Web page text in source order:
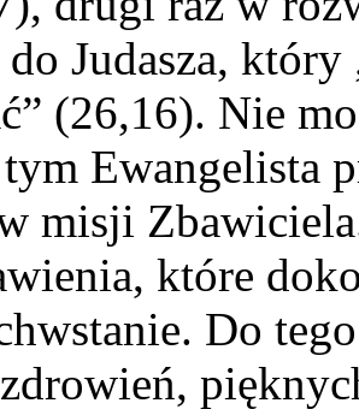
Judasza, który
(26,16). Nie
Ewangelista
misji
które
Do